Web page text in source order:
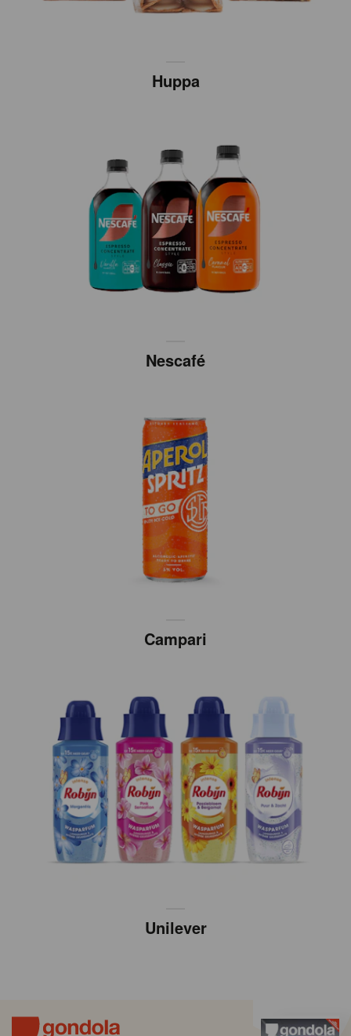
Huppa
Nescafé
Campari
Unilever